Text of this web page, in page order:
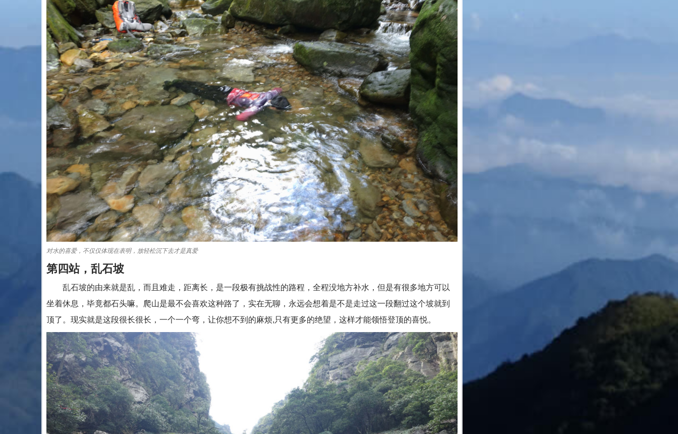
对水的喜爱，不仅仅体现在表明，放轻松沉下去才是真爱
第四站，乱石坡
乱石坡的由来就是乱，而且难走，距离长，是一段极有挑战性的路程，全程没地方补水，但是有很多地方可以
坐着休息，毕竟都石头嘛。爬山是最不会喜欢这种路了，实在无聊，永远会想着是不是走过这一段翻过这个坡就到
顶了。现实就是这段很长很长，一个一个弯，让你想不到的麻烦,只有更多的绝望，这样才能领悟登顶的喜悦。